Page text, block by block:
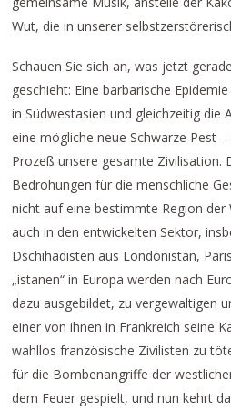
Wut, die in unserer
Schauen Sie sich an, was jetzt
geschieht: Eine barbarische
in Südwestasien und gleichzeitig die
eine mögliche neue Schwarze Pest
Prozeß unsere gesamte Zivilisation.
Bedrohungen für die menschliche
nicht auf eine bestimmte Region der
auch in den entwickelten Sektor,
Dschihadisten aus Londonistan,
„istanen“ in Europa werden nach
dazu ausgebildet, zu vergewaltigen
einer von ihnen in Frankreich seine
wahllos französische Zivilisten zu
für die Bombenangriffe der
dem Feuer gespielt, und nun kehrt